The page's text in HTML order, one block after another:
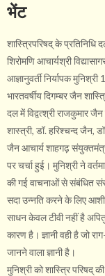
भेंट
शास्त्रिपरिषद् के प्रतिनिधि
शिरोमणि आचार्यश्री
आज्ञानुवर्ती निर्यापक
भारतवर्षीय दिगम्बर जैन
दल में विद्वत्श्री राजकुमार
शास्त्री, डॉ. हरिश्चन्द जैन,
जैन आचार्य शाहगढ़
पर चर्चा हुई। मुनिश्री ने
की गई वाचनाओं से संबंधित
सदा उन्नति करने के लिए
साधन केवल टीवी नहीं है
कारण है। ज्ञानी वही है जो
जानने वाला ज्ञानी है।
मुनिश्री को शास्त्रि